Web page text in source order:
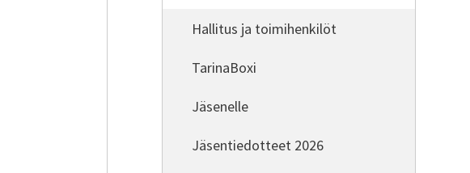
Hallitus ja toimihenkilöt
TarinaBoxi
Jäsenelle
Jäsentiedotteet 2026